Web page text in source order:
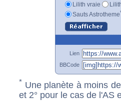
Lilith vraie
Sauts Astrotheme
Lien
BBCode
* Une planète à moins
et 2° pour le cas de l'AS